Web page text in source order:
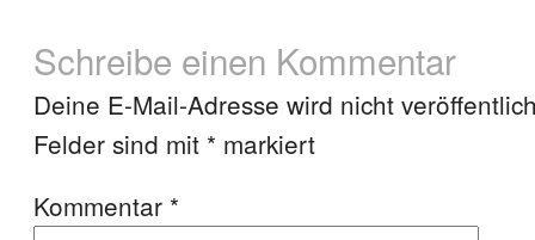
Schreibe einen Kommentar
Deine E-Mail-Adresse wird nicht
Felder sind mit * markiert
Kommentar *